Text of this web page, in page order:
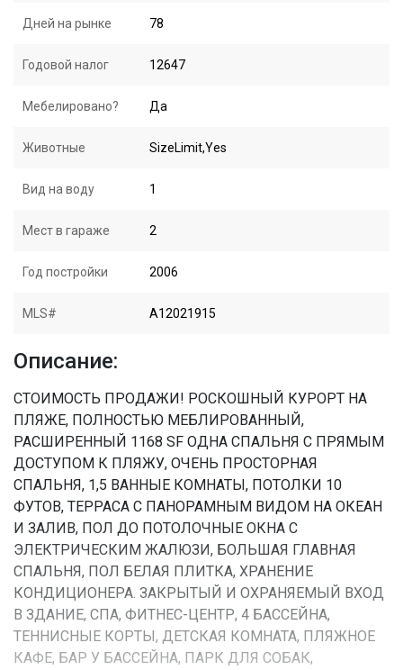
Дней на рынке 78
Годовой налог 12647
Мебелировано? Да
Животные SizeLimit,Yes
Вид на воду 1
Мест в гараже 2
Год постройки 2006
MLS# A12021915
Описание:
СТОИМОСТЬ ПРОДАЖИ! РОСКОШНЫЙ КУРОРТ НА
ПЛЯЖЕ, ПОЛНОСТЬЮ МЕБЛИРОВАННЫЙ,
РАСШИРЕННЫЙ 1168 SF ОДНА СПАЛЬНЯ С ПРЯМЫМ
ДОСТУПОМ К ПЛЯЖУ, ОЧЕНЬ ПРОСТОРНАЯ
СПАЛЬНЯ, 1,5 ВАННЫЕ КОМНАТЫ, ПОТОЛКИ 10
ФУТОВ, ТЕРРАСА С ПАНОРАМНЫМ ВИДОМ НА ОКЕАН
И ЗАЛИВ, ПОЛ ДО ПОТОЛОЧНЫЕ ОКНА С
ЭЛЕКТРИЧЕСКИМ ЖАЛЮЗИ, БОЛЬШАЯ ГЛАВНАЯ
СПАЛЬНЯ, ПОЛ БЕЛАЯ ПЛИТКА, ХРАНЕНИЕ
КОНДИЦИОНЕРА. ЗАКРЫТЫЙ И ОХРАНЯЕМЫЙ ВХОД
В ЗДАНИЕ, СПА, ФИТНЕС-ЦЕНТР, 4 БАССЕЙНА,
ТЕННИСНЫЕ КОРТЫ, ДЕТСКАЯ КОМНАТА, ПЛЯЖНОЕ
КАФЕ, БАР У БАССЕЙНА, ПАРК ДЛЯ СОБАК,